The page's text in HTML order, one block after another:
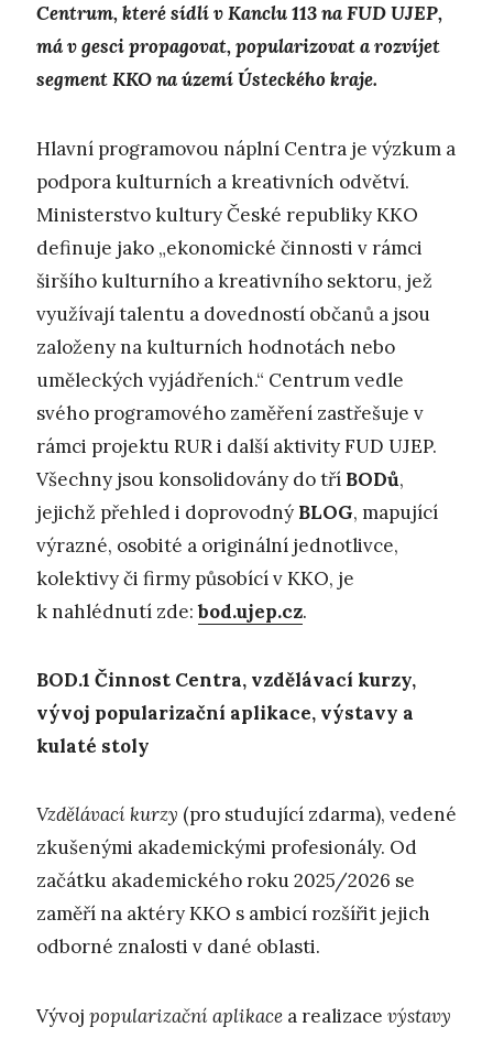
Centrum, které sídlí v Kanclu 113 na FUD UJEP,
má v gesci propagovat, popularizovat a rozvíjet
segment KKO na území Ústeckého kraje.
Hlavní programovou náplní Centra je výzkum a
podpora kulturních a kreativních odvětví.
Ministerstvo kultury České republiky KKO
definuje jako „ekonomické činnosti v rámci
širšího kulturního a kreativního sektoru, jež
využívají talentu a dovedností občanů a jsou
založeny na kulturních hodnotách nebo
uměleckých vyjádřeních.“ Centrum vedle
svého programového zaměření zastřešuje v
rámci projektu RUR i další aktivity FUD UJEP.
Všechny jsou konsolidovány do tří BODů,
jejichž přehled i doprovodný BLOG, mapující
výrazné, osobité a originální jednotlivce,
kolektivy či firmy působící v KKO, je
k nahlédnutí zde:bod.ujep.cz.
BOD.1 Činnost Centra, vzdělávací kurzy,
vývoj popularizační aplikace, výstavy a
kulaté stoly
Vzdělávací kurzy (pro studující zdarma), vedené
zkušenými akademickými profesionály. Od
začátku akademického roku 2025/2026 se
zaměří na aktéry KKO s ambicí rozšířit jejich
odborné znalosti v dané oblasti.
Vývoj popularizační aplikace a realizace výstavy